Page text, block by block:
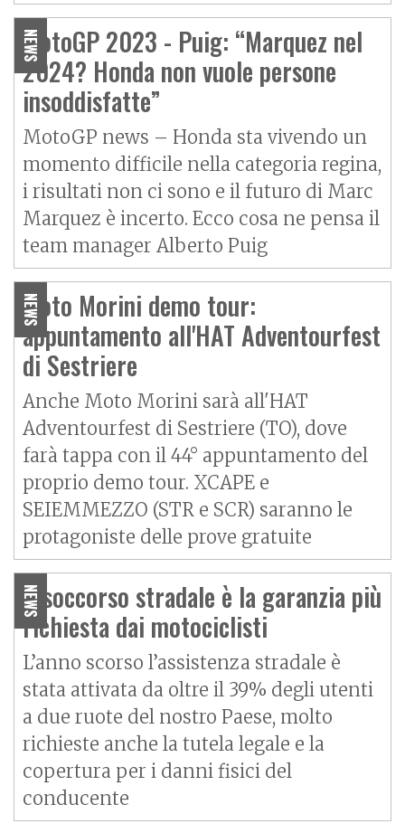
NEWS
MotoGP 2023 - Puig: “Marquez nel
2024? Honda non vuole persone
insoddisfatte”
MotoGP news – Honda sta vivendo un
momento difficile nella categoria regina,
i risultati non ci sono e il futuro di Marc
Marquez è incerto. Ecco cosa ne pensa il
team manager Alberto Puig
NEWS
Moto Morini demo tour:
appuntamento all'HAT Adventourfest
di Sestriere
Anche Moto Morini sarà all'HAT
Adventourfest di Sestriere (TO), dove
farà tappa con il 44° appuntamento del
proprio demo tour. XCAPE e
SEIEMMEZZO (STR e SCR) saranno le
protagoniste delle prove gratuite
NEWS
Il soccorso stradale è la garanzia più
richiesta dai motociclisti
L’anno scorso l’assistenza stradale è
stata attivata da oltre il 39% degli utenti
a due ruote del nostro Paese, molto
richieste anche la tutela legale e la
copertura per i danni fisici del
conducente